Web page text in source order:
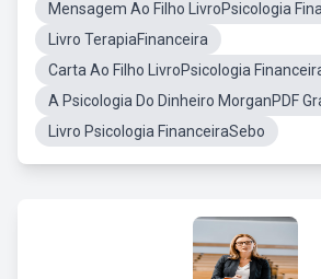
Mensagem Ao Filho LivroPsicologia
Livro TerapiaFinanceira
Carta Ao Filho LivroPsicologia
A Psicologia Do Dinheiro MorganPDF
Livro Psicologia FinanceiraSebo